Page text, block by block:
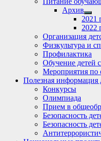
Архив
sub
2021
2022
Организация
Физкультура и
Профилактика
Обучение детей
Мероприятия по
Полезная информация
Конкурсы
Олимпиада
Прием в
Безопасность
Безопасность